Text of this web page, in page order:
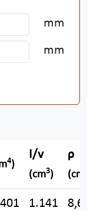
mm
mm
4)
I/v
(cm3)
ρ
1.141